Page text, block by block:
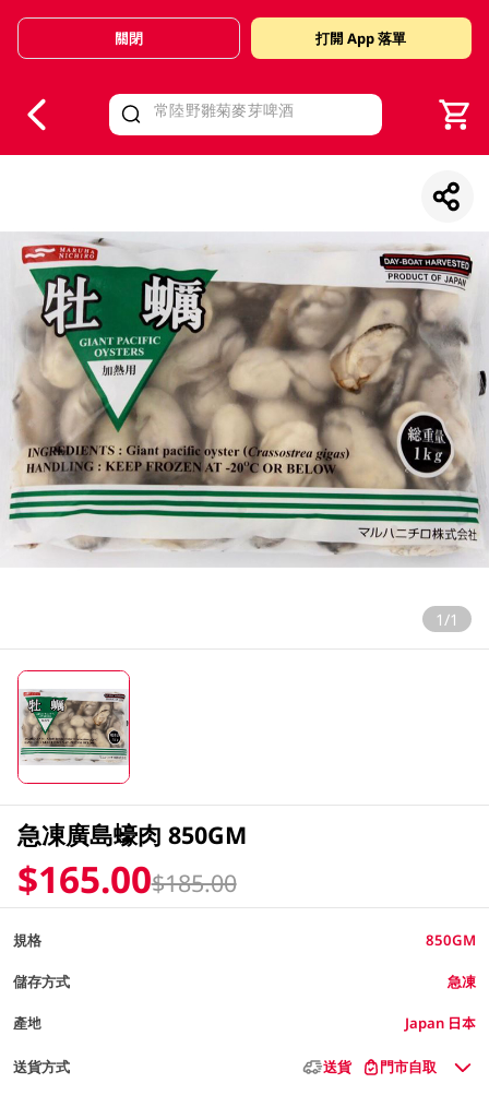
Valid Until 30 June 2026
關閉 打開 App 落單
1/1
急凍廣島蠔肉 850GM
$165.00$185.00
規格 850GM
儲存方式 急凍
產地 Japan 日本
送貨方式 送貨 門市自取